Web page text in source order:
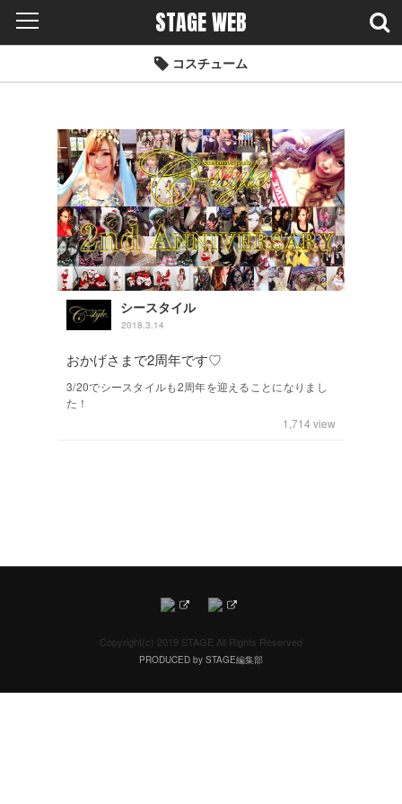
STAGE WEB
コスチューム
シースタイル
2018.3.14
おかげさまで2周年です♡
3/20でシースタイルも2周年を迎えることになりまし
た！
1,714 view
Copyright(c) 2019 STAGE All Rights Reserved
PRODUCED by STAGE編集部